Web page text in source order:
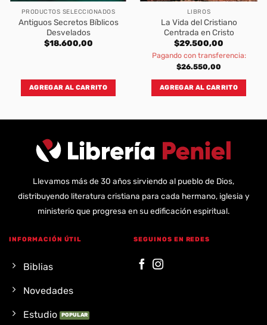
PRODUCTOS SELECCIONADOS
Antiguos Secretos Bíblicos
Desvelados
$18.600,00
AGREGAR AL CARRITO
LIBROS
La Vida del Cristiano
Centrada en Cristo
$29.500,00
Pagando con transferencia:
$26.550,00
AGREGAR AL CARRITO
Llevamos más de 30 años sirviendo al pueblo de Dios,
distribuyendo literatura cristiana para cada hermano, iglesia y
ministerio que progresa en su edificación espiritual.
INFORMACIÓN ÚTIL
Biblias
Novedades
Estudio
SEGUINOS EN REDES